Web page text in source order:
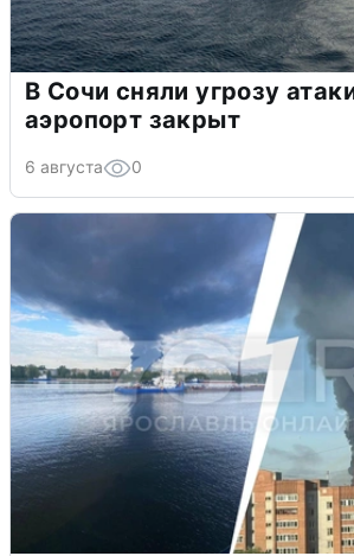
В Сочи сняли угрозу
аэропорт закрыт
6 августа 0